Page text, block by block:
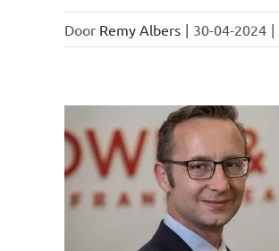
Door Remy Albers | 30-04-2024 |